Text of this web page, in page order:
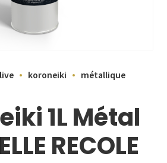
koroneiki métallique
1L Métal
RECOLE